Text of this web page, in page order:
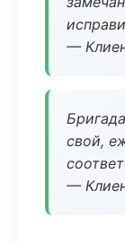
—
свой,
—